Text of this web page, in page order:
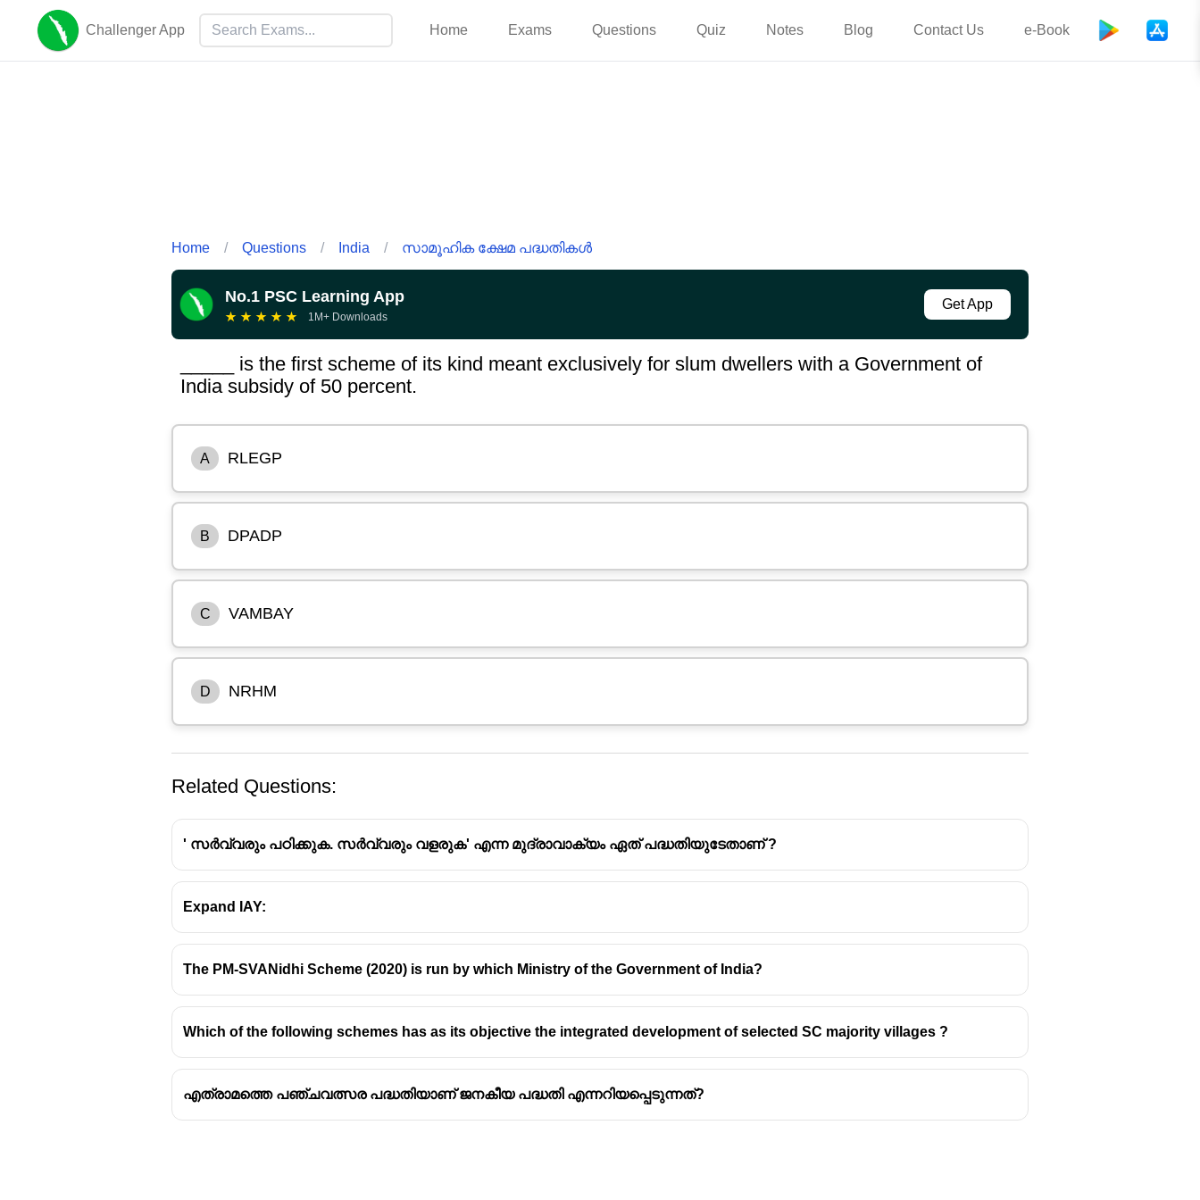
Challenger App Home Exams Questions Quiz Notes Blog Contact Us e-Book
Home / Questions / India / സാമൂഹിക ക്ഷേമ പദ്ധതികൾ
No.1 PSC Learning App
★ ★ ★ ★ ★ 1M+ Downloads
Get App
_____ is the first scheme of its kind meant exclusively for slum dwellers with a Government of
India subsidy of 50 percent.
A RLEGP
B DPADP
C VAMBAY
D NRHM
Related Questions:
' സർവ്വരും പഠിക്കുക. സർവ്വരും വളരുക' എന്ന മുദ്രാവാക്യം ഏത് പദ്ധതിയുടേതാണ് ?
Expand IAY:
The PM-SVANidhi Scheme (2020) is run by which Ministry of the Government of India?
Which of the following schemes has as its objective the integrated development of selected SC majority villages ?
എത്രാമത്തെ പഞ്ചവത്സര പദ്ധതിയാണ് ജനകീയ പദ്ധതി എന്നറിയപ്പെടുന്നത്?